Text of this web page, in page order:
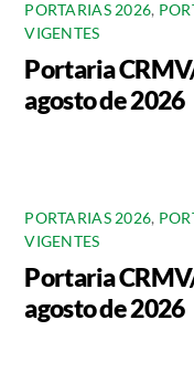
PORTARIAS 2026,
VIGENTES
Portaria
agosto de 2026
PORTARIAS 2026,
VIGENTES
Portaria
agosto de 2026